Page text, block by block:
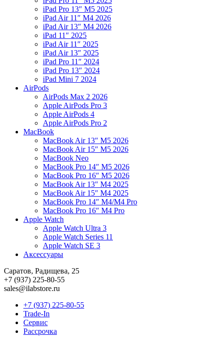
iPad Pro 13″ M5 2025
iPad Air 11″ M4 2026
iPad Air 13″ M4 2026
iPad 11″ 2025
iPad Air 11″ 2025
iPad Air 13″ 2025
iPad Pro 11″ 2024
iPad Pro 13″ 2024
iPad Mini 7 2024
AirPods
AirPods Max 2 2026
Apple AirPods Pro 3
Apple AirPods 4
Apple AirPods Pro 2
MacBook
MacBook Air 13″ M5 2026
MacBook Air 15″ M5 2026
MacBook Neo
MacBook Pro 14″ M5 2026
MacBook Pro 16″ M5 2026
MacBook Air 13″ M4 2025
MacBook Air 15″ M4 2025
MacBook Pro 14″ M4/M4 Pro
MacBook Pro 16″ M4 Pro
Apple Watch
Apple Watch Ultra 3
Apple Watch Series 11
Apple Watch SE 3
Аксессуары
Саратов, Радищева, 25
+7 (937) 225-80-55
sales@ilabstore.ru
+7 (937) 225-80-55
Trade-In
Сервис
Рассрочка